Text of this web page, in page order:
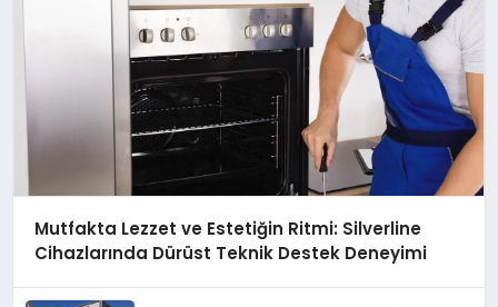
Mutfakta Lezzet ve Estetiğin Ritmi: Silverline
Cihazlarında Dürüst Teknik Destek Deneyimi